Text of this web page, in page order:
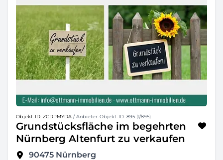
Objekt-ID: ZCDPMYDA / Anbieter-Objekt-ID: 895 (1/895)
Grundstücksfläche im begehrten
Nürnberg Altenfurt zu verkaufen
90475 Nürnberg